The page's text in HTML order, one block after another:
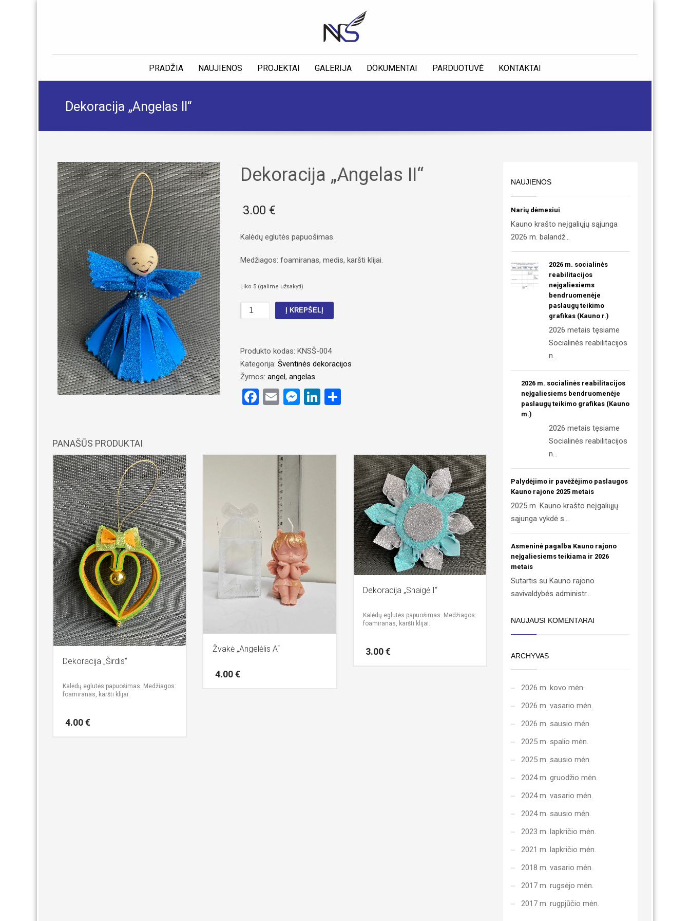
PRADŽIA NAUJIENOS PROJEKTAI GALERIJA DOKUMENTAI PARDUOTUVĖ KONTAKTAI
Dekoracija „Angelas II“
Dekoracija „Angelas II“
3.00 €
Kalėdų eglutės papuošimas.
Medžiagos: foamiranas, medis, karšti klijai.
Liko 5 (galime užsakyti)
produkto
kiekis:
„Angelas
II“
Į KREPŠELĮ
Produkto kodas: KNSŠ-004
Kategorija: Šventinės dekoracijos
Žymos: angel, angelas
Facebook
EmailMessenger
LinkedIn
Share
PANAŠŪS PRODUKTAI
Dekoracija „Širdis“
Kalėdų eglutės papuošimas. Medžiagos:
foamiranas, karšti klijai.
4.00€
Žvakė „Angelėlis A“
4.00€
Dekoracija „Snaigė I“
Kalėdų eglutės papuošimas. Medžiagos:
foamiranas, karšti klijai.
3.00€
NAUJIENOS
Narių dėmesiui
Kauno krašto neįgaliųjų sąjunga
2026 m. balandž...
2026 m. socialinės
reabilitacijos
neįgaliesiems
bendruomenėje
paslaugų teikimo
grafikas (Kauno r.)
2026 metais tęsiame
Socialinės reabilitacijos
n...
2026 m. socialinės reabilitacijos
neįgaliesiems bendruomenėje
paslaugų teikimo grafikas (Kauno
m.)
2026 metais tęsiame
Socialinės reabilitacijos
n...
Palydėjimo ir pavėžėjimo paslaugos
Kauno rajone 2025 metais
2025 m. Kauno krašto neįgaliųjų
sąjunga vykdė s...
Asmeninė pagalba Kauno rajono
neįgaliesiems teikiama ir 2026
metais
Sutartis su Kauno rajono
savivaldybės administr...
NAUJAUSI KOMENTARAI
ARCHYVAS
2026 m. kovo mėn.
2026 m. vasario mėn.
2026 m. sausio mėn.
2025 m. spalio mėn.
2025 m. sausio mėn.
2024 m. gruodžio mėn.
2024 m. vasario mėn.
2024 m. sausio mėn.
2023 m. lapkričio mėn.
2021 m. lapkričio mėn.
2018 m. vasario mėn.
2017 m. rugsėjo mėn.
2017 m. rugpjūčio mėn.